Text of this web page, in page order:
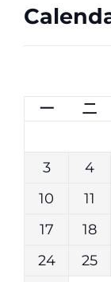
一 二
3
4
10
11
17
18
24
25